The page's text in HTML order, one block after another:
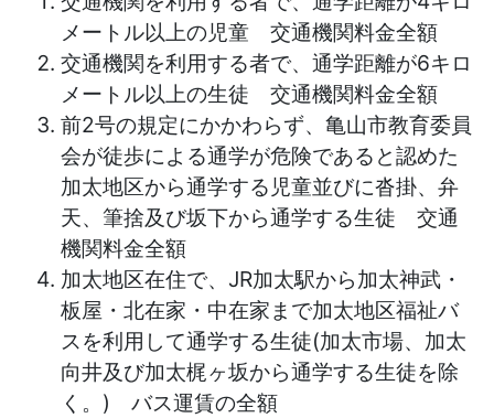
メートル以上の児童 交通機関料金全額
交通機関を利用する者で、通学距離が6キロ
メートル以上の生徒 交通機関料金全額
前2号の規定にかかわらず、亀山市教育委員
会が徒歩による通学が危険であると認めた
加太地区から通学する児童並びに沓掛、弁
天、筆捨及び坂下から通学する生徒 交通
機関料金全額
加太地区在住で、JR加太駅から加太神武・
板屋・北在家・中在家まで加太地区福祉バ
スを利用して通学する生徒(加太市場、加太
向井及び加太梶ヶ坂から通学する生徒を除
く。) バス運賃の全額